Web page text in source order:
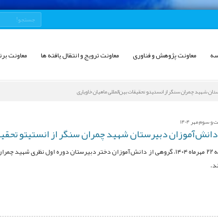
معاونت پژوهش و فناوری معاونت ترویج و انتقال یافته ها معاونت
شهید چمران سنگر از انستیتو تحقیقات بین‌المللی ماهیان خاویاری
مهر 1404
دبیرستان شهید چمران سنگر از انستیتو
روز سه‌شنبه ۲۲ مهرماه ۱۴۰۴، گروهی از دانش‌آموزان دختر دبیرستان دوره